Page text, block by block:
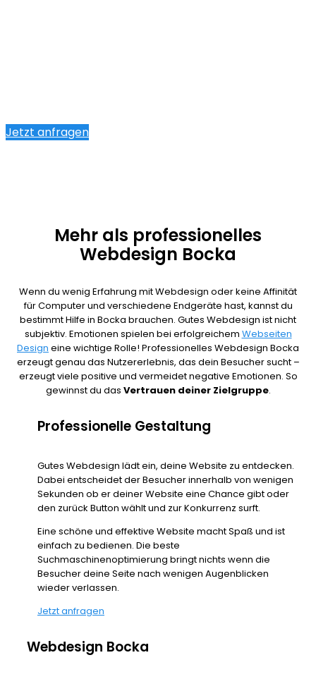
Jetzt anfragen
Mehr als professionelles
Webdesign Bocka
Wenn du wenig Erfahrung mit Webdesign oder keine Affinität
für Computer und verschiedene Endgeräte hast, kannst du
bestimmt Hilfe in Bocka brauchen. Gutes Webdesign ist nicht
subjektiv. Emotionen spielen bei erfolgreichem Webseiten
Design eine wichtige Rolle! Professionelles Webdesign Bocka
erzeugt genau das Nutzererlebnis, das dein Besucher sucht –
erzeugt viele positive und vermeidet negative Emotionen. So
gewinnst du das Vertrauen deiner Zielgruppe.
Professionelle Gestaltung
Gutes Webdesign lädt ein, deine Website zu entdecken.
Dabei entscheidet der Besucher innerhalb von wenigen
Sekunden ob er deiner Website eine Chance gibt oder
den zurück Button wählt und zur Konkurrenz surft.
Eine schöne und effektive Website macht Spaß und ist
einfach zu bedienen. Die beste
Suchmaschinenoptimierung bringt nichts wenn die
Besucher deine Seite nach wenigen Augenblicken
wieder verlassen.
Jetzt anfragen
Webdesign Bocka